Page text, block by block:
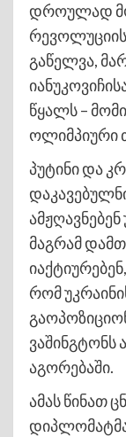
დროულად
რევოლუციის
გაწელვა,
წყალს –
ოლიმპიური
პუტინი და
მაგრამ
რომ
აგორებაში.
ამას წინათ
დიპლომატმა